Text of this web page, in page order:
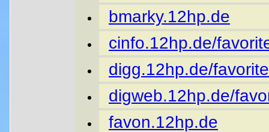
bmarky.12hp.de
cinfo.12hp.de/
digg.12hp.de/
digweb.12hp.de/
favon.12hp.de